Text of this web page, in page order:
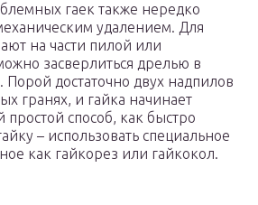
гаек также нередко
удалением. Для
на части пилой или
засверлиться дрелью в
Порой достаточно двух надпилов
гранях, и гайка начинает
простой способ, как быстро
– использовать специальное
как гайкорез или гайкокол.